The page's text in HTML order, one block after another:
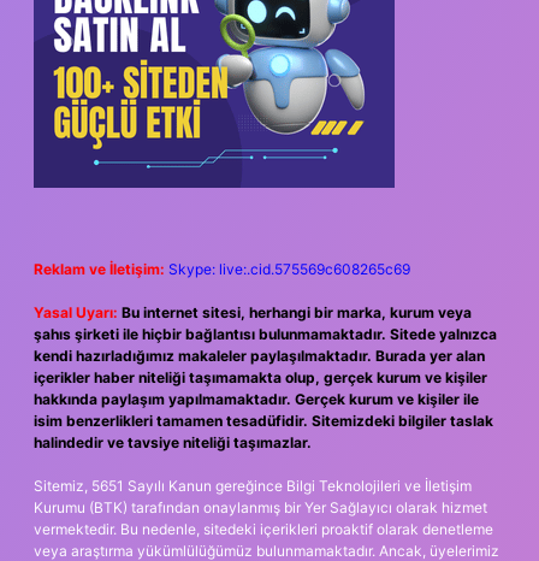
Reklam ve İletişim: Skype: live:.cid.575569c608265c69
Yasal Uyarı: Bu internet sitesi, herhangi bir marka, kurum veya
şahıs şirketi ile hiçbir bağlantısı bulunmamaktadır. Sitede yalnızca
kendi hazırladığımız makaleler paylaşılmaktadır. Burada yer alan
içerikler haber niteliği taşımamakta olup, gerçek kurum ve kişiler
hakkında paylaşım yapılmamaktadır. Gerçek kurum ve kişiler ile
isim benzerlikleri tamamen tesadüfidir. Sitemizdeki bilgiler taslak
halindedir ve tavsiye niteliği taşımazlar.
Sitemiz, 5651 Sayılı Kanun gereğince Bilgi Teknolojileri ve İletişim
Kurumu (BTK) tarafından onaylanmış bir Yer Sağlayıcı olarak hizmet
vermektedir. Bu nedenle, sitedeki içerikleri proaktif olarak denetleme
veya araştırma yükümlülüğümüz bulunmamaktadır. Ancak, üyelerimiz